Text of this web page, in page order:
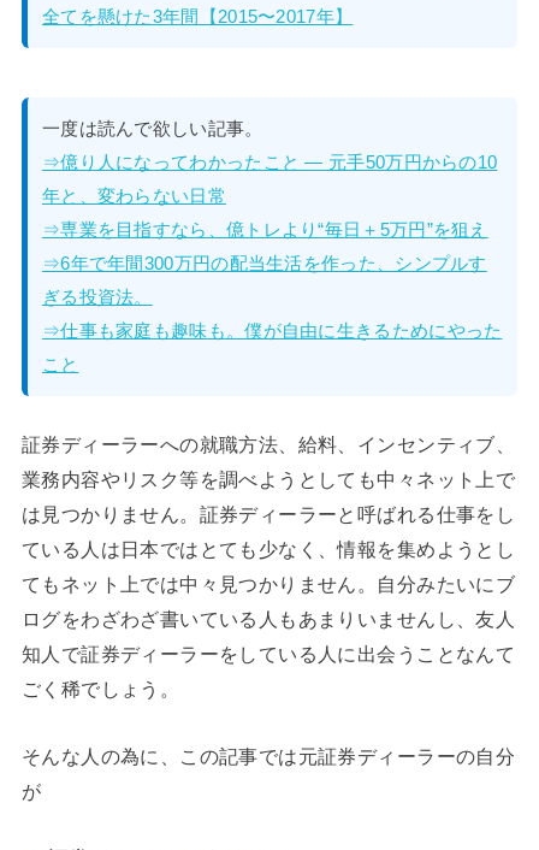
全てを懸けた3年間【2015〜2017年】
一度は読んで欲しい記事。
⇒億り人になってわかったこと — 元手50万円からの10
年と、変わらない日常
⇒専業を目指すなら、億トレより“毎日＋5万円”を狙え
⇒6年で年間300万円の配当生活を作った、シンプルす
ぎる投資法。
⇒仕事も家庭も趣味も。僕が自由に生きるためにやった
こと
証券ディーラーへの就職方法、給料、インセンティブ、
業務内容やリスク等を調べようとしても中々ネット上で
は見つかりません。証券ディーラーと呼ばれる仕事をし
ている人は日本ではとても少なく、情報を集めようとし
てもネット上では中々見つかりません。自分みたいにブ
ログをわざわざ書いている人もあまりいませんし、友人
知人で証券ディーラーをしている人に出会うことなんて
ごく稀でしょう。
そんな人の為に、この記事では元証券ディーラーの自分
が